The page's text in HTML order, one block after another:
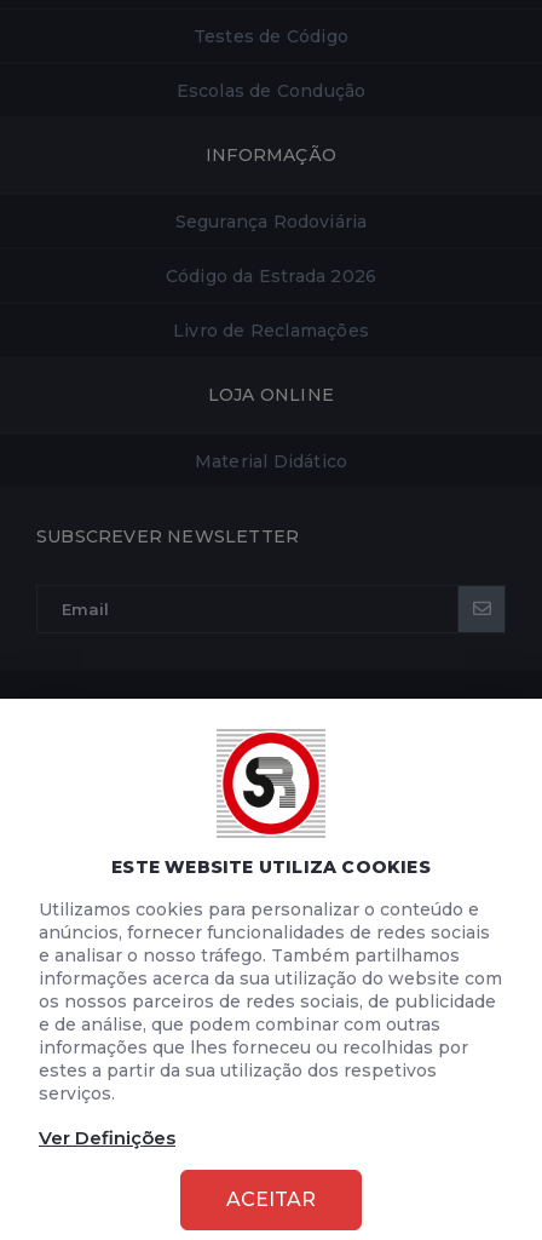
ESTE WEBSITE UTILIZA COOKIES
Utilizamos cookies para personalizar o conteúdo e
anúncios, fornecer funcionalidades de redes sociais
e analisar o nosso tráfego. Também partilhamos
informações acerca da sua utilização do website com
os nossos parceiros de redes sociais, de publicidade
e de análise, que podem combinar com outras
informações que lhes forneceu ou recolhidas por
estes a partir da sua utilização dos respetivos
serviços.
Ver Definições
ACEITAR
Testes de Código
Escolas de Condução
INFORMAÇÃO
Segurança Rodoviária
Código da Estrada 2026
Livro de Reclamações
LOJA ONLINE
Material Didático
SUBSCREVER NEWSLETTER
POLÍTICA DE COOKIES
TERMOS E CONDIÇÕES DE UTILIZAÇÃO